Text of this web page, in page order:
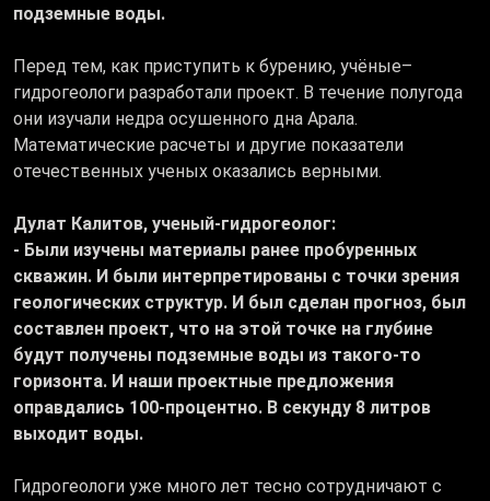
подземные воды.
Перед тем, как приступить к бурению, учёные–
гидрогеологи разработали проект. В течение полугода
они изучали недра осушенного дна Арала.
Математические расчеты и другие показатели
отечественных ученых оказались верными.
Дулат Калитов, ученый-гидрогеолог:
- Были изучены материалы ранее пробуренных
скважин. И были интерпретированы с точки зрения
геологических структур. И был сделан прогноз, был
составлен проект, что на этой точке на глубине
будут получены подземные воды из такого-то
горизонта. И наши проектные предложения
оправдались 100-процентно. В секунду 8 литров
выходит воды.
Гидрогеологи уже много лет тесно сотрудничают с